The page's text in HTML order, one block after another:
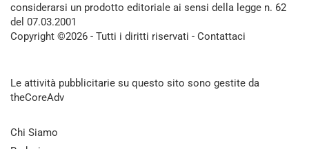
considerarsi un prodotto editoriale ai sensi della legge n. 62
del 07.03.2001
Copyright ©2026 - Tutti i diritti riservati - Contattaci
Le attività pubblicitarie su questo sito sono gestite da
theCoreAdv
Chi Siamo